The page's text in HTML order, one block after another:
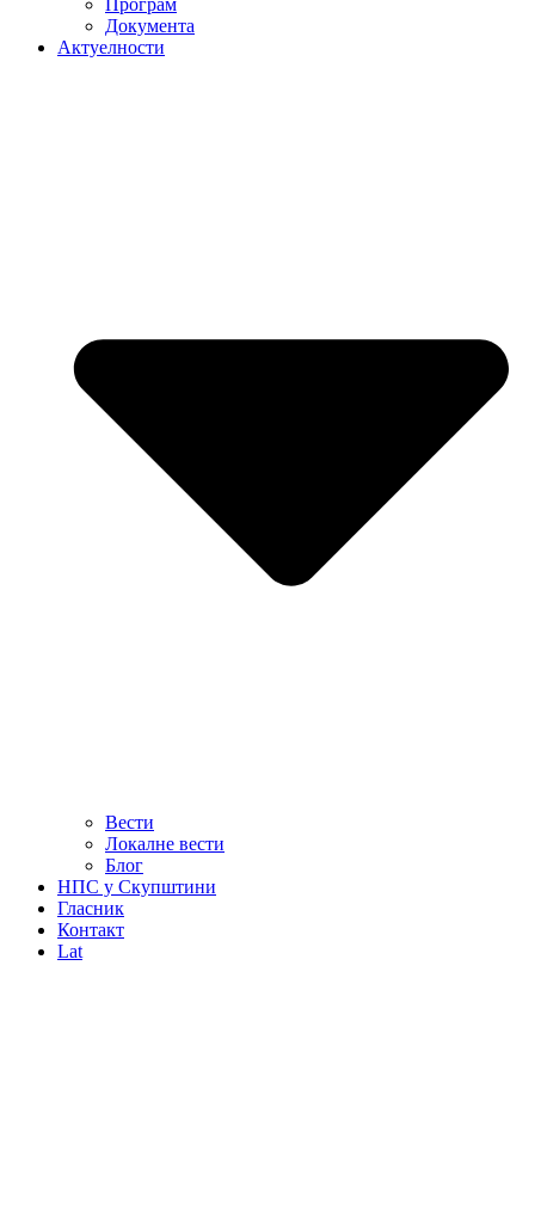
Документа
Актуелности
Вести
Локалне вести
Блог
НПС у Скупштини
Гласник
Контакт
Lat